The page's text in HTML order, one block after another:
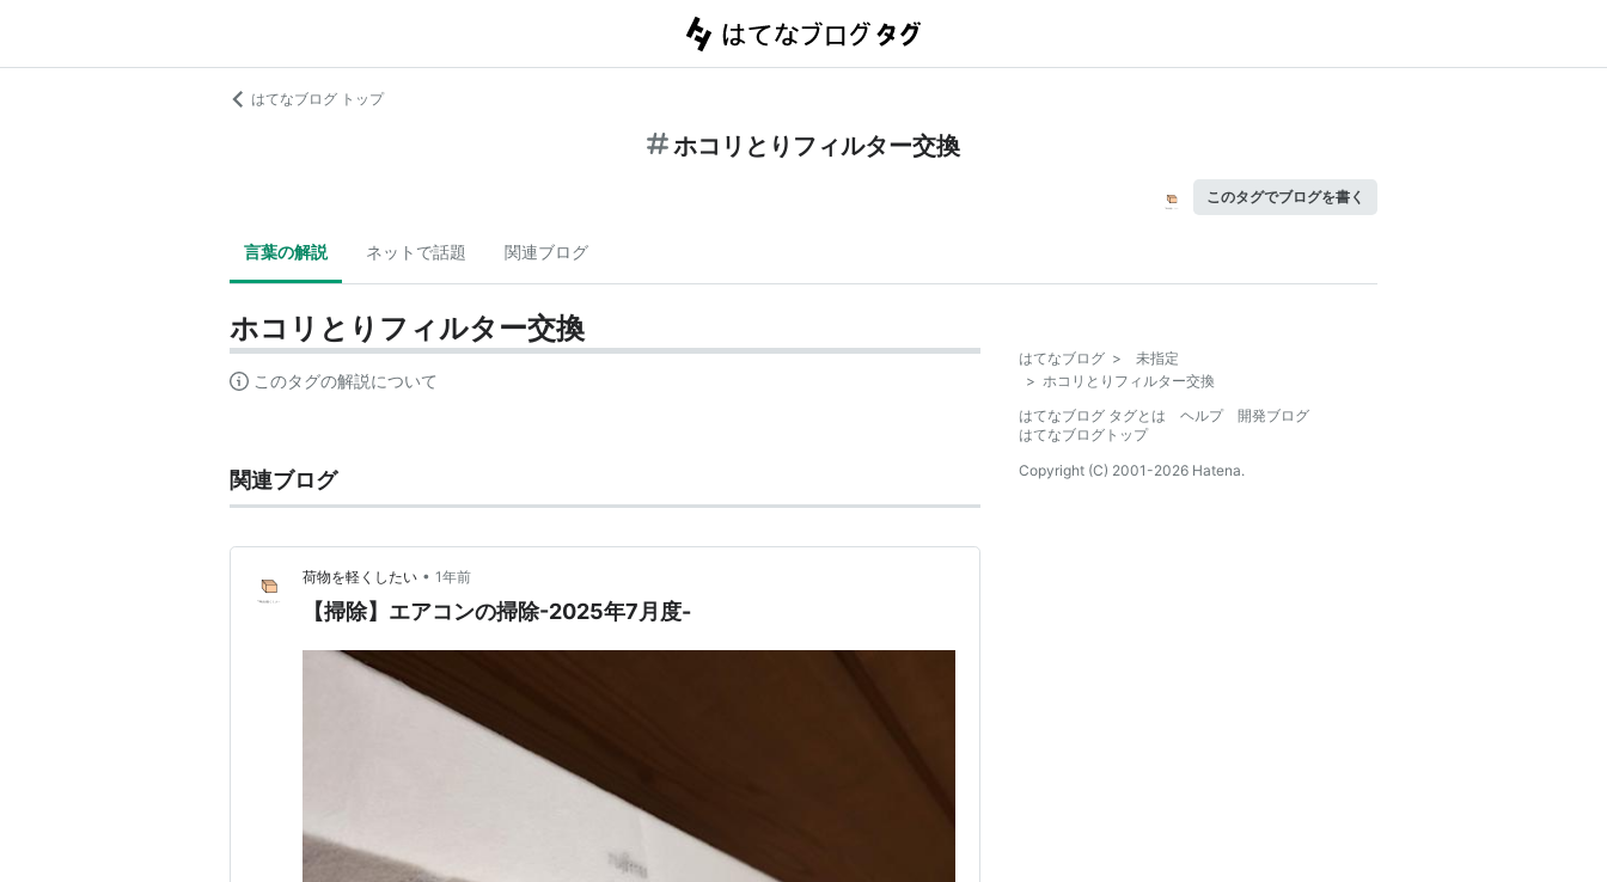
はてなブログ トップ
ホコリとりフィルター交換
このタグでブログを書く
言葉の解説 ネットで話題 関連ブログ
ホコリとりフィルター交換
このタグの解説について
関連ブログ
荷物を軽くしたい • 1年前
【掃除】エアコンの掃除-2025年7月度-
はてなブログ >
未指定
> ホコリとりフィルター交換
はてなブログ タグとは
ヘルプ
開発ブログ
はてなブログトップ
Copyright (C) 2001-2026 Hatena.